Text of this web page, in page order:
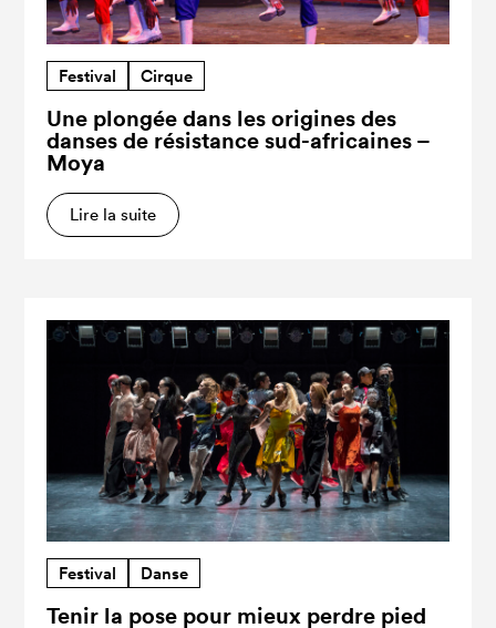
Festival Cirque
Une plongée dans les origines des
danses de résistance sud-africaines –
Moya
Lire la suite
Festival Danse
Tenir la pose pour mieux perdre pied